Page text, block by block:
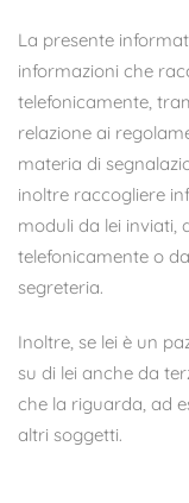
La presente
informazioni che
telefonicamente,
relazione ai
materia di
inoltre raccogliere
moduli da lei inviati,
telefonicamente o
segreteria.
Inoltre, se lei è un
su di lei anche da
che la riguarda, ad
altri soggetti.